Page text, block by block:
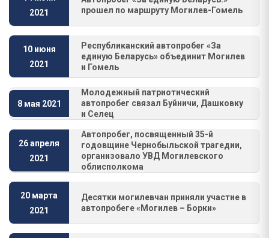
2021
прошел по маршруту Могилев-Гомель
10 июня
2021
Республиканский автопробег «За
единую Беларусь» объединит Могилев
и Гомель
8 мая 2021
Молодежный патриотический
автопробег связал Буйничи, Дашковку
и Селец
26 апреля
2021
Автопробег, посвященный 35-й
годовщине Чернобыльской трагедии,
организовало УВД Могилевского
облисполкома
20 марта
2021
Десятки могилевчан приняли участие в
автопробеге «Могилев – Борки»